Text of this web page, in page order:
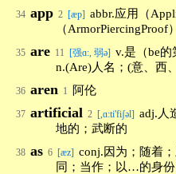
34 app 2 [æp] abbr.应用（
（
35 are 11 [强ɑ:, 弱ə] v.是（be
n.(Are)人名；(意、西
36 aren 1 阿伦
37 artificial 2 [,ɑ:ti'fiʃəl] adj.人
地的；武断的
38 as 6 [æz] conj.因为；随着
同；当作；以…的身